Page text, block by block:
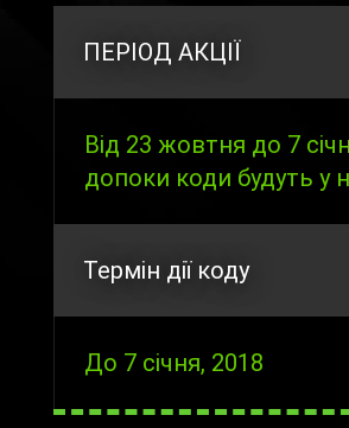
ПЕРІОД АКЦІЇ
Від 23 жовтня до 7
допоки коди будуть у
Термін дії коду
До 7 січня, 2018